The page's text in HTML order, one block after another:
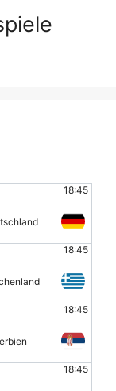
18:45
18:45
18:45
18:45